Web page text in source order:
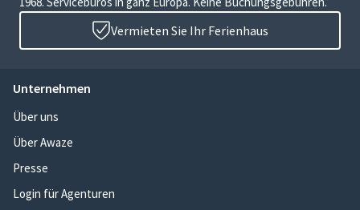
Vermieten Sie Ihr Ferienhaus
Unternehmen
Über uns
Über Awaze
Presse
Login für Agenturen